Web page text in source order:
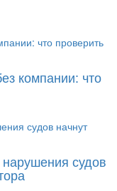
компании: что
судов